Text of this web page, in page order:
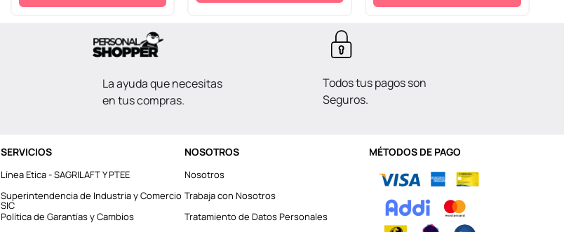
La ayuda que necesitas
en tus compras.
Todos tus pagos son
Seguros.
SERVICIOS
Línea Etica - SAGRILAFT Y PTEE
Superintendencia de Industria y Comercio
SIC
Política de Garantías y Cambios
NOSOTROS
Nosotros
Trabaja con Nosotros
Tratamiento de Datos Personales
MÉTODOS DE PAGO